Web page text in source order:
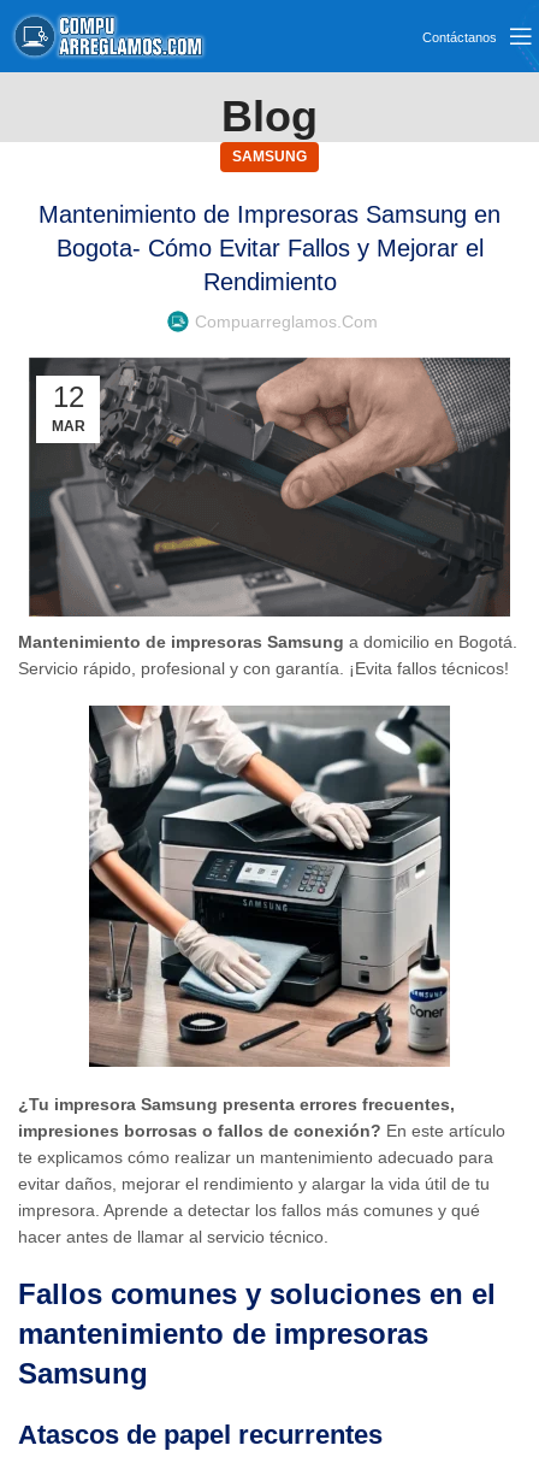
Contáctanos
Blog
SAMSUNG
Mantenimiento de Impresoras Samsung en
Bogota- Cómo Evitar Fallos y Mejorar el
Rendimiento
Compuarreglamos.com
12
MAR
Mantenimiento de impresoras Samsung a domicilio en Bogotá.
Servicio rápido, profesional y con garantía. ¡Evita fallos técnicos!
¿Tu impresora Samsung presenta errores frecuentes,
impresiones borrosas o fallos de conexión? En este artículo
te explicamos cómo realizar un mantenimiento adecuado para
evitar daños, mejorar el rendimiento y alargar la vida útil de tu
impresora. Aprende a detectar los fallos más comunes y qué
hacer antes de llamar al servicio técnico.
Fallos comunes y soluciones en el
mantenimiento de impresoras
Samsung
Atascos de papel recurrentes